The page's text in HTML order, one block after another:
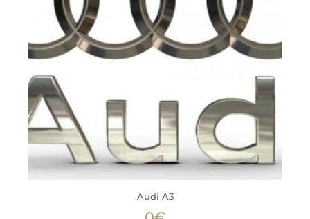
Audi A3